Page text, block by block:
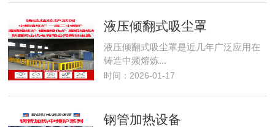
液压倾翻式吸尘罩
液压倾翻式吸尘罩是近几年广泛应用在
铸造中频熔炼...
时间：2026-01-17
钢管加热设备